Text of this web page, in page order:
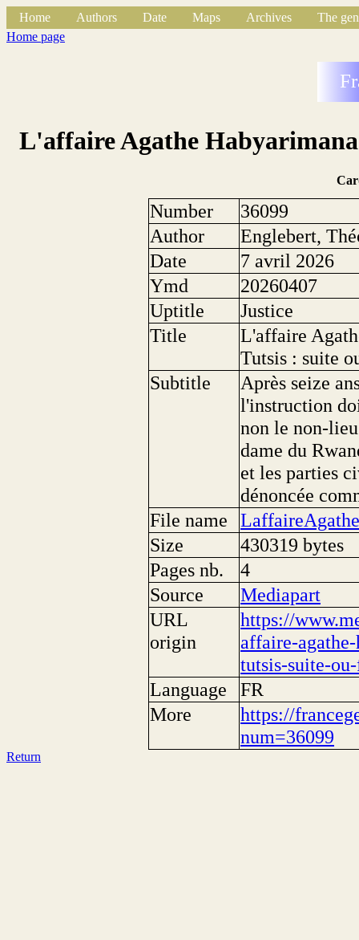
Home Authors Date Maps Archives
The
Home page
L'affaire Agathe Habyarimana
Number
36099
Author
Englebert,
Date
7 avril 2026
Ymd
20260407
Uptitle
Justice
Title
L'affaire
Tutsis : suite
Subtitle
Après seize
l'instruction
non le non-
dame du
et les parties
dénoncée
File name
Size
430319 bytes
Pages nb.
4
Source
Mediapart
URL
origin
https://
affaire-
tutsis-suite-
Language
FR
More
https://
num=36099
Return